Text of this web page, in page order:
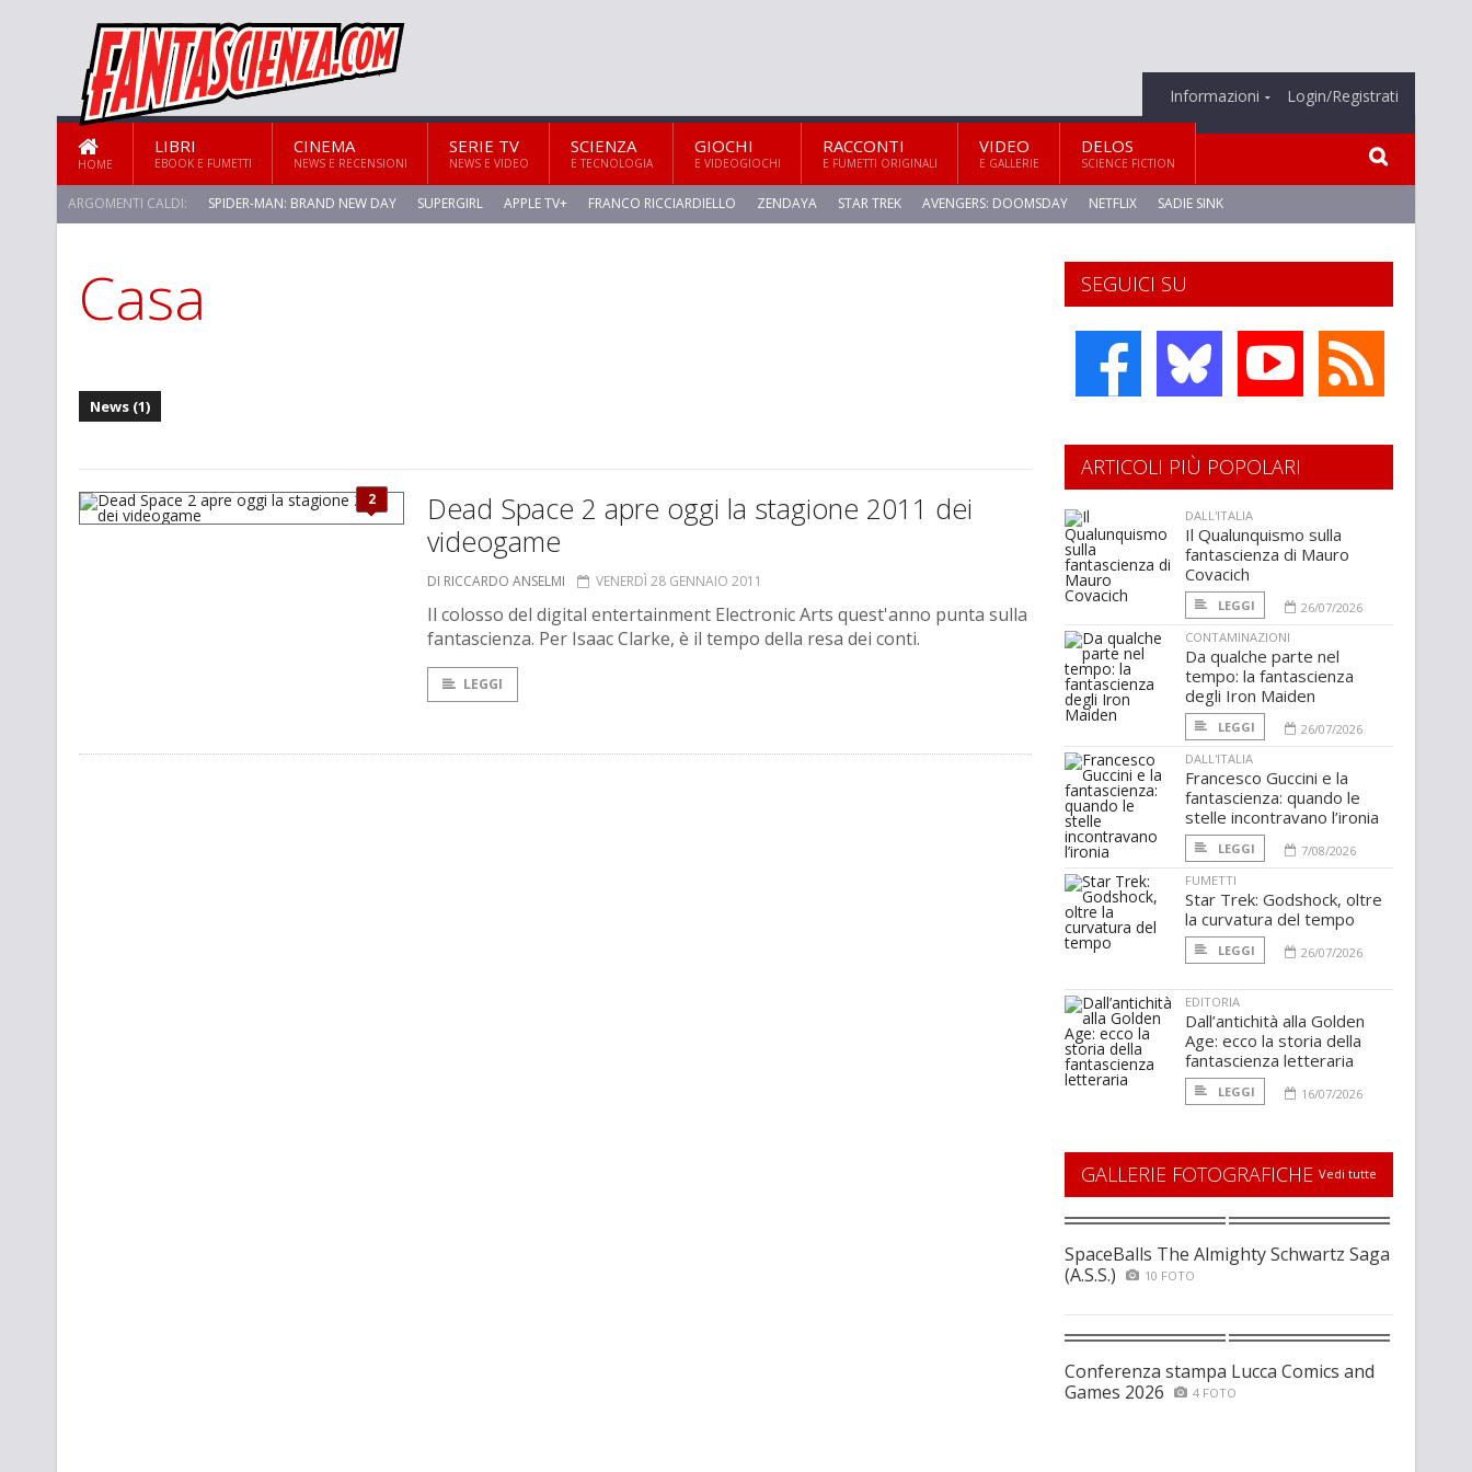
Informazioni Login/Registrati
HOME
LIBRI
EBOOK E FUMETTI
CINEMA
NEWS E RECENSIONI
SERIE TV
NEWS E VIDEO
SCIENZA
E TECNOLOGIA
GIOCHI
E VIDEOGIOCHI
RACCONTI
E FUMETTI ORIGINALI
VIDEO
E GALLERIE
DELOS
SCIENCE FICTION
ARGOMENTI CALDI: SPIDER-MAN: BRAND NEW DAY SUPERGIRL APPLE TV+ FRANCO RICCIARDIELLO ZENDAYA STAR TREK AVENGERS: DOOMSDAY NETFLIX SADIE SINK
STAR TREK: STRANGE NEW WORLDS
Casa
News (1)
2
Dead Space 2 apre oggi la stagione 2011 dei
videogame
DI RICCARDO ANSELMI VENERDÌ 28 GENNAIO 2011
Il colosso del digital entertainment Electronic Arts quest'anno punta sulla
fantascienza. Per Isaac Clarke, è il tempo della resa dei conti.
LEGGI
SEGUICI SU
ARTICOLI PIÙ POPOLARI
DALL'ITALIA
Il Qualunquismo sulla
fantascienza di Mauro
Covacich
LEGGI
26/07/2026
CONTAMINAZIONI
Da qualche parte nel
tempo: la fantascienza
degli Iron Maiden
LEGGI
26/07/2026
DALL'ITALIA
Francesco Guccini e la
fantascienza: quando le
stelle incontravano l’ironia
LEGGI
7/08/2026
FUMETTI
Star Trek: Godshock, oltre
la curvatura del tempo
LEGGI 26/07/2026
EDITORIA
Dall’antichità alla Golden
Age: ecco la storia della
fantascienza letteraria
LEGGI 16/07/2026
GALLERIE FOTOGRAFICHE Vedi tutte
SpaceBalls The Almighty Schwartz Saga
(A.S.S.)
10 FOTO
Conferenza stampa Lucca Comics and
Games 2026
4 FOTO